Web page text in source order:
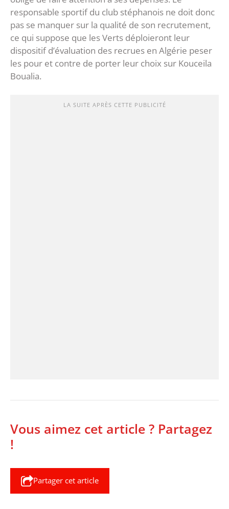
responsable sportif du club stéphanois ne doit donc
pas se manquer sur la qualité de son recrutement,
ce qui suppose que les Verts déploieront leur
dispositif d’évaluation des recrues en Algérie peser
les pour et contre de porter leur choix sur Kouceila
Boualia.
LA SUITE APRÈS CETTE PUBLICITÉ
Vous aimez cet article ? Partagez
!
Partager cet article